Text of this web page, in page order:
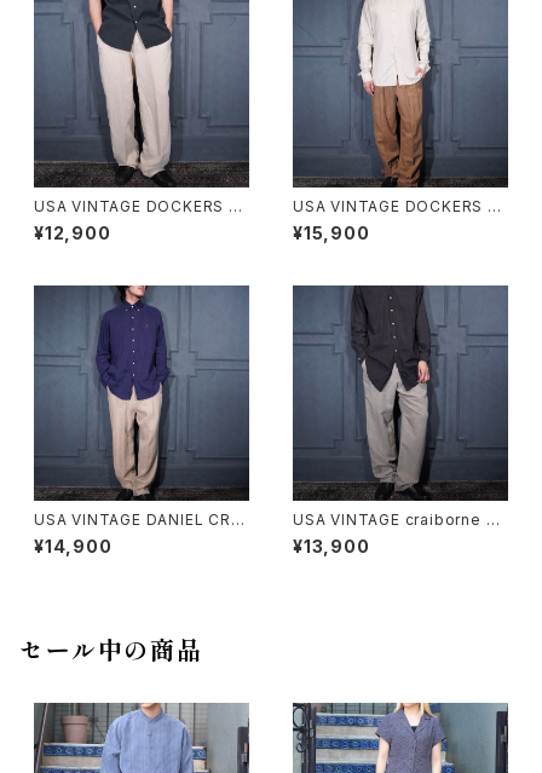
USA VINTAGE DOCKERS RE
CODE TUCK DESIGN LINEN
SLACKS PANTS/アメリカ古着
¥12,900
USA VINTAGE DOCKERS P
REMIUM TUCK DESIGN LIN
EN WIDE SLACKS PANTS/ア
ックスパンツ
¥15,900
USA VINTAGE DANIEL CRE
MIEUX TUCK DESIGN LINE
N WIDE SLACKS PANTS/ア
¥14,900
USA VINTAGE craiborne T
UCK DESIGN LINEN RAMIE
RAYON WIDE SLACKS PAN
¥13,900
セール中の商品